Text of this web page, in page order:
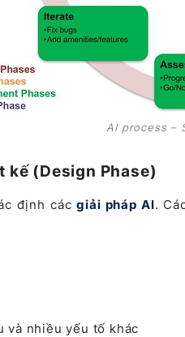
AI process –
kế (Design Phase)
định cácgiải pháp AI.
và nhiều yếu tố khác